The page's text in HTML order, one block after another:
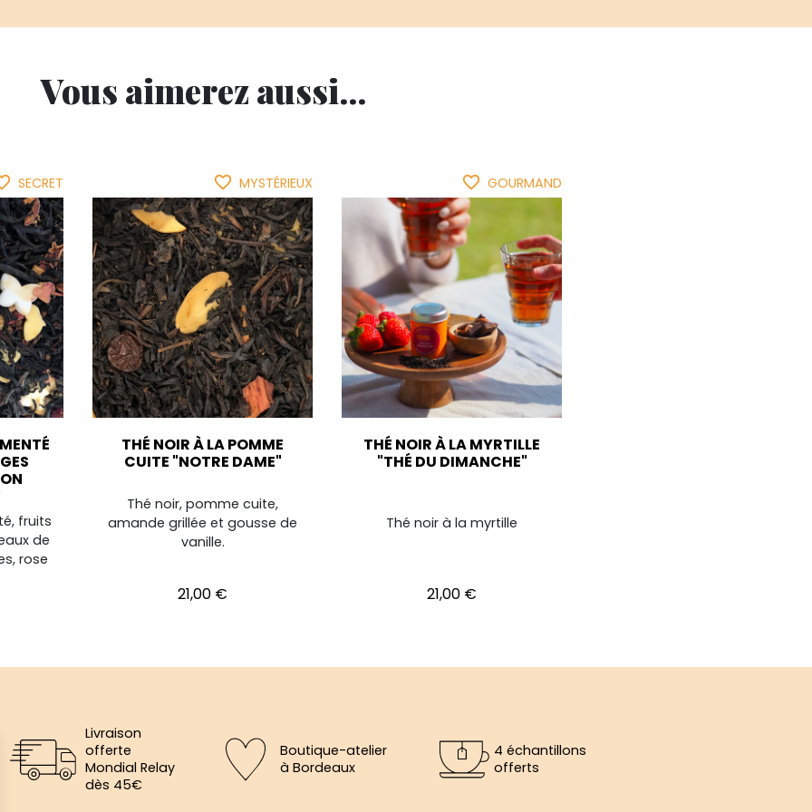
Vous aimerez aussi...
SECRET
fruits
de
rose
favorite_border MYSTÉRIEUX
THÉ NOIR À LA POMME
CUITE "NOTRE DAME"
Thé noir, pomme cuite,
amande grillée et gousse de
vanille.
Prix
21,00 €
favorite_border GOURMAND
THÉ NOIR À LA MYRTILLE
"THÉ DU DIMANCHE"
Thé noir à la myrtille
Prix
21,00 €
Livraison
offerte
Mondial Relay
dès 45€
Boutique-atelier
à Bordeaux
4 échantillons
offerts